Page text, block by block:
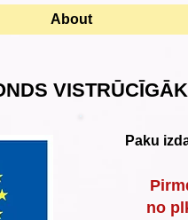
About
Paku
no